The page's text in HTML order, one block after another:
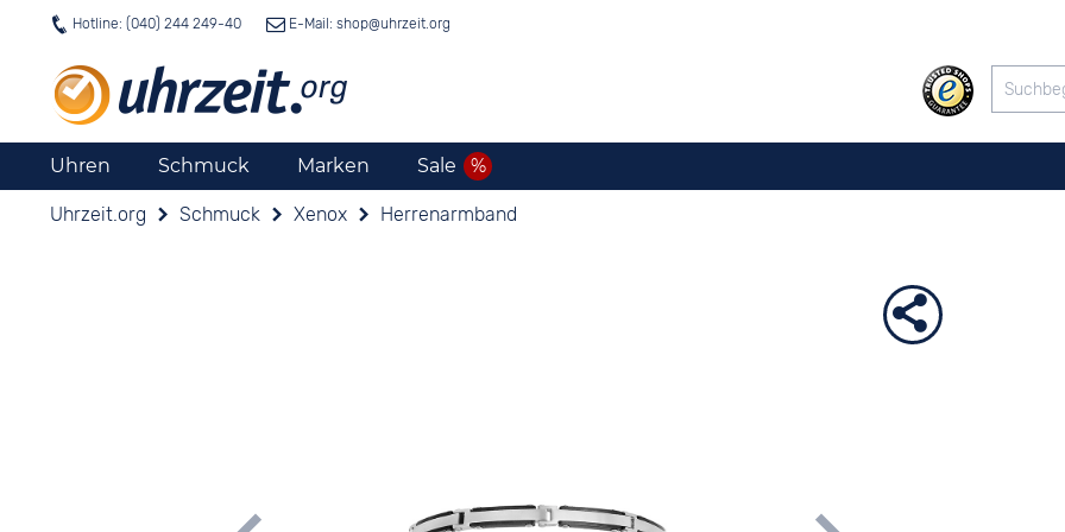
Hotline: (040) 244 249-40 E-Mail: shop@uhrzeit.org
Uhren Schmuck Marken Sale
Uhrzeit.org Schmuck Xenox Herrenarmband